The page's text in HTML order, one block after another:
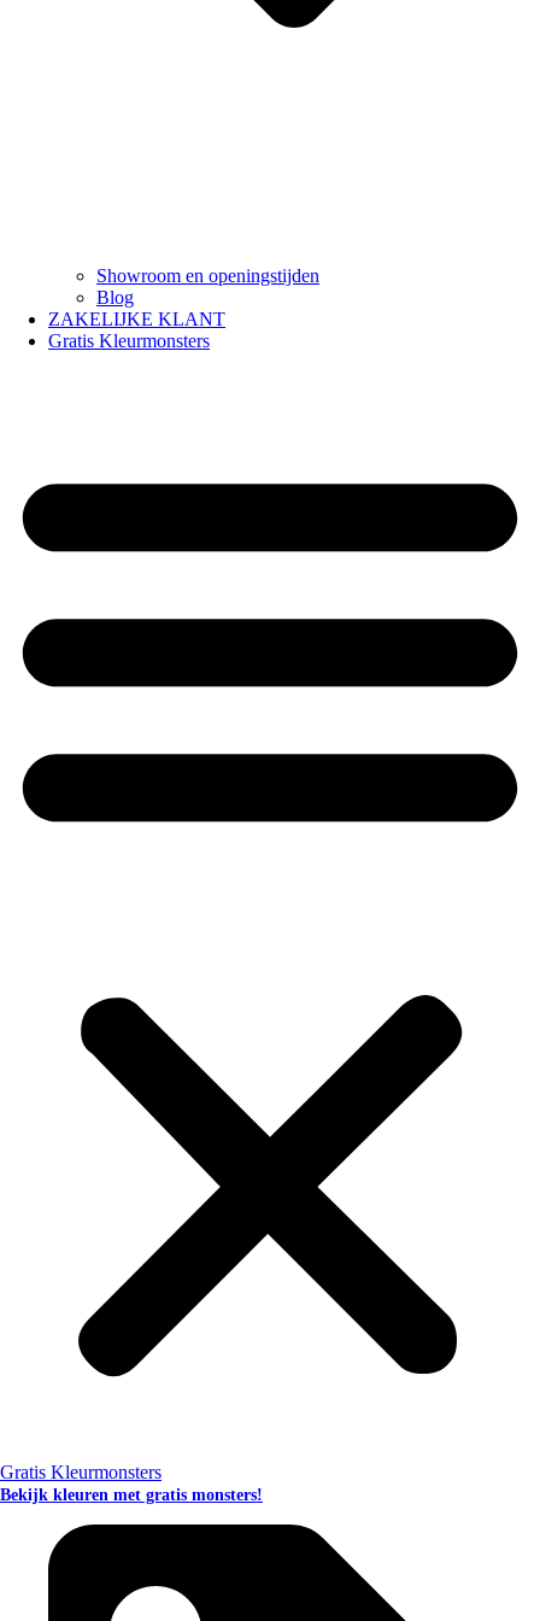
Showroom en openingstijden
Blog
ZAKELIJKE KLANT
Gratis Kleurmonsters
Gratis Kleurmonsters
Bekijk kleuren met gratis monsters!